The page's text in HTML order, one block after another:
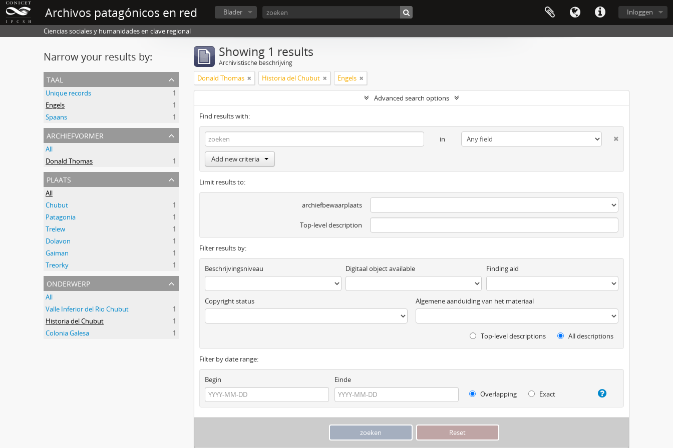
Archivos patagónicos en red Inloggen
Blader
Ciencias sociales y humanidades en clave regional
Narrow your results by:
taal
Unique records
1
Engels
1
Spaans
1
archiefvormer
All
Donald Thomas
1
plaats
All
Chubut
1
Patagonia
1
Trelew
1
Dolavon
1
Gaiman
1
Treorky
1
onderwerp
All
Valle Inferior del Rio Chubut
1
Historia del Chubut
1
Colonia Galesa
1
Showing 1 results
Archivistische beschrijving
Donald Thomas Historia del Chubut Engels
Advanced search options
Find results with:
in
Add new criteria
Limit results to:
archiefbewaarplaats
Top-level description
Filter results by:
Beschrijvingsniveau Digitaal object available Finding aid
Copyright status Algemene aanduiding van het materiaal
Top-level descriptions All descriptions
Filter by date range:
Begin
Einde
Overlapping
Exact